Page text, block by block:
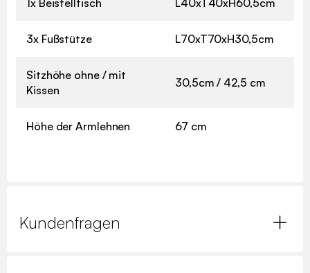
1x Beistelltisch L40xT40xH60,5cm
3x Fußstütze L70xT70xH30,5cm
Sitzhöhe ohne / mit
Kissen
30,5cm / 42,5 cm
Höhe der Armlehnen 67 cm
Kundenfragen